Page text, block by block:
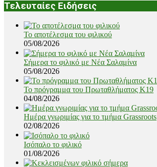
Τελευταίες Ειδήσεις
Το αποτέλεσμα του φιλικού
05/08/2026
Σήμερα το φιλικό με Νέα Σαλαμίνα
05/08/2026
Το πρόγραμμα του Πρωταθλήματος Κ19
04/08/2026
Ημέρα γνωριμίας για το τμήμα Grassroots
02/08/2026
Ισόπαλο το φιλικό
01/08/2026